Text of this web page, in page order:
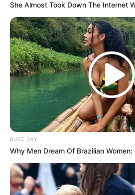
She Almost Took Down The Internet
BUZZ DAY
Why Men Dream Of Brazilian